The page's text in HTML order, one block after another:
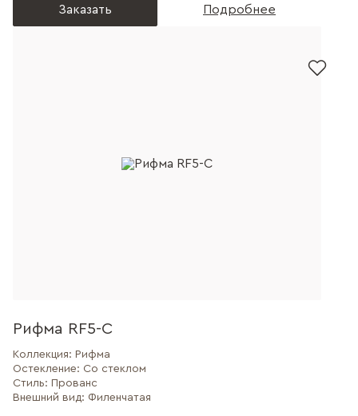
Заказать Подробнее
Рифма RF5-C
Коллекция: Рифма
Остекление: Со стеклом
Стиль: Прованс
Внешний вид: Филенчатая